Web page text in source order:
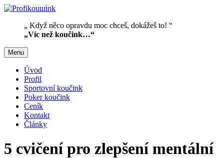
„ Když něco opravdu moc chceš, dokážeš to! “
„Víc než koučink…“
Menu
Úvod
Profil
Sportovní koučink
Poker koučink
Ceník
Kontakt
Články
5 cvičení pro zlepšení mentální